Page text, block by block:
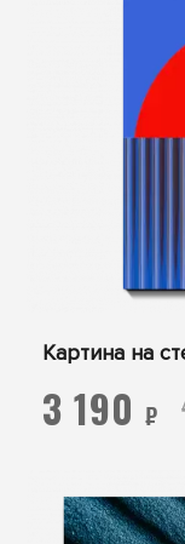
Картина на
3 190 ₽